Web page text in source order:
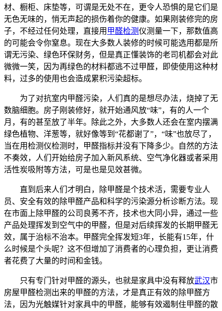
材、橱柜、床垫等，可谓是无处不在，更令人恐惧的是它们是
无色无味的，悄无声起的损伤着你的健康。如果刚装修完的房
子，不经过任何处理，直接用 甲醛检测仪测量一下，那数值高
的可能会令你窒息。现在大多数人装修的时候可能选用都是所
谓无污染、绿色环保财务，但是真正懂装饰的老司机都会对此
微微一笑，因为再绿色的材料都逃不过甲醛，即使使用这种材
料，过多的使用也会造成累积污染超标。
为了对抗室内甲醛污染，人们真的是想尽办法，烧掉了无
数脑细胞。房子刚装修好，就开始通风放“味”，有的人一个
月，有的甚至放了半年。除此之外，大多数人还会在室内摆满
绿色植物、洋葱等，就好像等到“花都谢了”，“味”也放尽了，
当在用检测仪检测时，甲醛指标并没有下降多少。自然的方法
不奏效，人们开始给房子加入新风系统、空气净化器或者采用
活性炭吸附等方法，可是也是见效甚微。
直到后来人们才明白，除甲醛是个技术活，需要专业人
员、安全有效的除甲醛产品和科学的污染源分析诊断方法。现
在市面上除甲醛的公司良莠不齐，技术也大同小异，通过一些
产品处理挥发到空气中的甲醛，但是对后续挥发的长期甲醛无
效，属于治标不治本。甲醛完全挥发短3年，长能有15年，什
么时候是个头呢？这不但增加了消费者的心理负担，更让消费
者花费了大量的时间和金钱。
只有专门针对甲醛的源头，也就是家具中没有释放武汉市
房屋甲醛检测出来的甲醛的方法，才是真正有效的除甲醛方
法，因为光触媒针对家具中的甲醛，能够有效遏制住甲醛的散